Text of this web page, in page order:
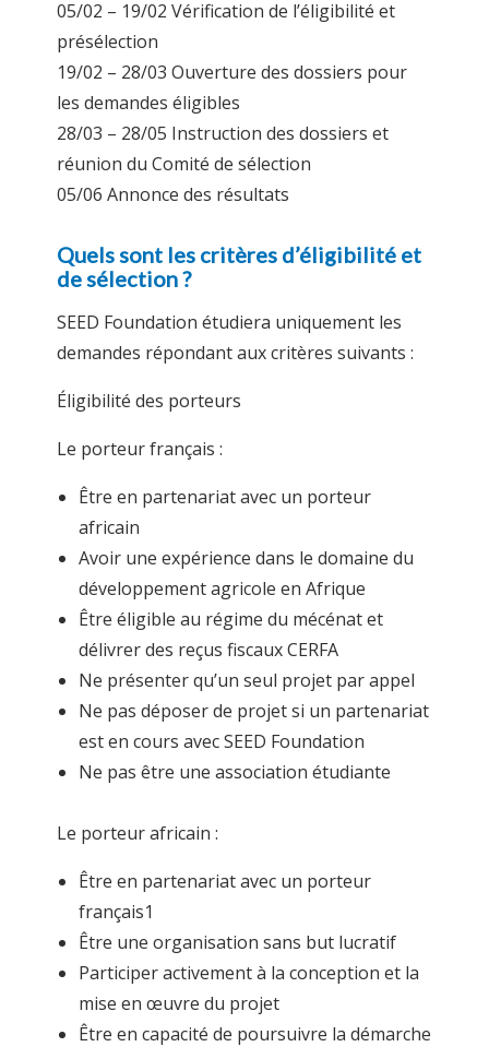
05/02 – 19/02 Vérification de l’éligibilité et
présélection
19/02 – 28/03 Ouverture des dossiers pour
les demandes éligibles
28/03 – 28/05 Instruction des dossiers et
réunion du Comité de sélection
05/06 Annonce des résultats
Quels sont les critères d’éligibilité et
de sélection ?
SEED Foundation étudiera uniquement les
demandes répondant aux critères suivants :
Éligibilité des porteurs
Le porteur français :
Être en partenariat avec un porteur
africain
Avoir une expérience dans le domaine du
développement agricole en Afrique
Être éligible au régime du mécénat et
délivrer des reçus fiscaux CERFA
Ne présenter qu’un seul projet par appel
Ne pas déposer de projet si un partenariat
est en cours avec SEED Foundation
Ne pas être une association étudiante
Le porteur africain :
Être en partenariat avec un porteur
français1
Être une organisation sans but lucratif
Participer activement à la conception et la
mise en œuvre du projet
Être en capacité de poursuivre la démarche